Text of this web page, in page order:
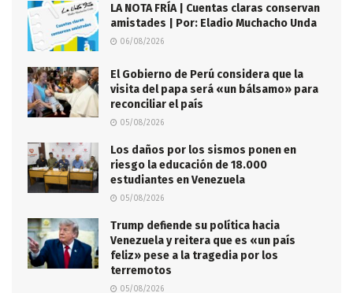
LA NOTA FRÍA | Cuentas claras conservan
amistades | Por: Eladio Muchacho Unda
06/08/2026
El Gobierno de Perú considera que la
visita del papa será «un bálsamo» para
reconciliar el país
05/08/2026
Los daños por los sismos ponen en
riesgo la educación de 18.000
estudiantes en Venezuela
05/08/2026
Trump defiende su política hacia
Venezuela y reitera que es «un país
feliz» pese a la tragedia por los
terremotos
05/08/2026